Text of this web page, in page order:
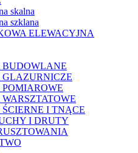
skalna
szklana
ELEWACYJNA
I TNĄCE
I DRUTY